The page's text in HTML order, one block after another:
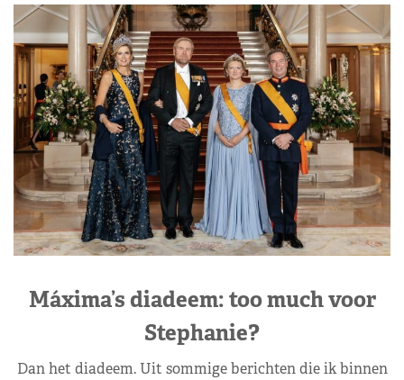
Máxima’s diadeem: too much voor
Stephanie?
Dan het diadeem. Uit sommige berichten die ik binnen